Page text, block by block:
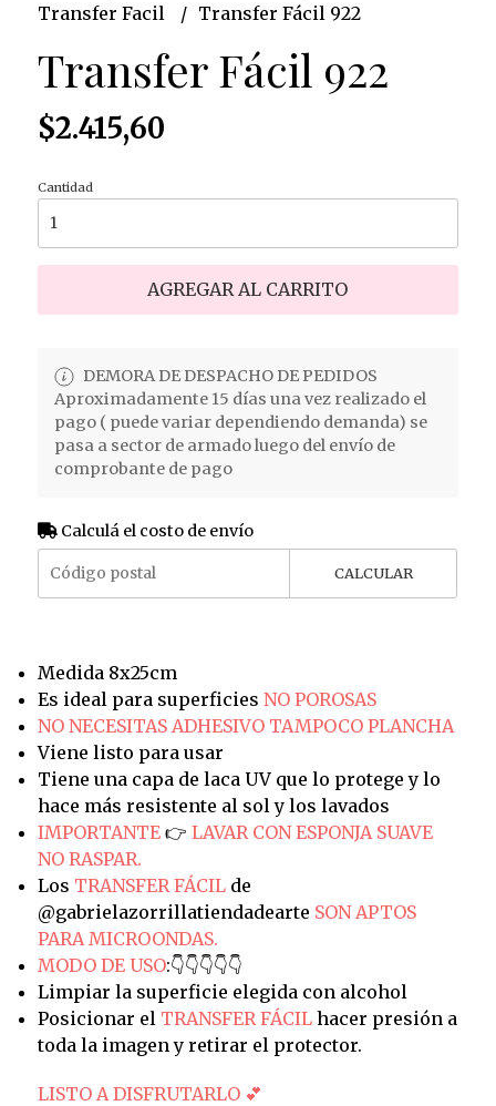
Transfer Facil
Transfer Fácil 922
Transfer Fácil 922
$2.415,60
Cantidad
AGREGAR AL CARRITO
DEMORA DE DESPACHO DE PEDIDOS
Aproximadamente 15 días una vez realizado el
pago ( puede variar dependiendo demanda) se
pasa a sector de armado luego del envío de
comprobante de pago
Calculá el costo de envío
CALCULAR
Medida 8x25cm
Es ideal para superficies NO POROSAS
NO NECESITAS ADHESIVO TAMPOCO PLANCHA
Viene listo para usar
Tiene una capa de laca UV que lo protege y lo
hace más resistente al sol y los lavados
IMPORTANTE 👉 LAVAR CON ESPONJA SUAVE
NO RASPAR.
Los TRANSFER FÁCILde
@gabrielazorrillatiendadearte SON APTOS
PARA MICROONDAS.
MODO DE USO:👇👇👇👇👇
Limpiar la superficie elegida con alcohol
Posicionar el TRANSFER FÁCILhacer presión a
toda la imagen y retirar el protector.
LISTO A DISFRUTARLO 💕